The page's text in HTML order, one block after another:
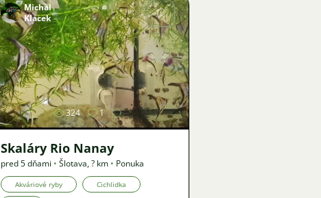
Obrázok
Michal
Klacek
324 1
Skaláry Rio Nanay
pred 5 dňami • Šlotava,? km • Ponuka
Akváriové ryby Cichlidka